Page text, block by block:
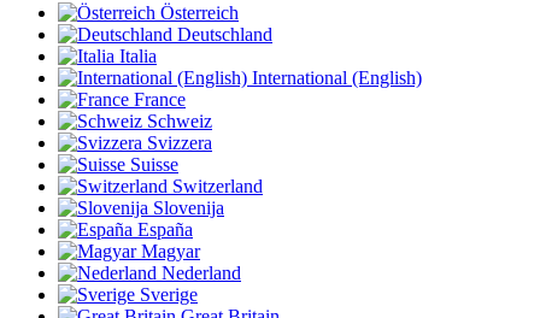
Österreich
Deutschland
Italia
International (English)
France
Schweiz
Svizzera
Suisse
Switzerland
Slovenija
España
Magyar
Nederland
Sverige